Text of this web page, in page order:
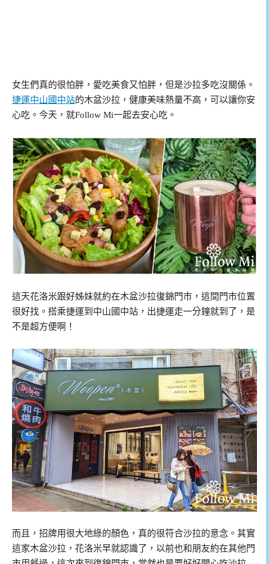
女生們真的很怕胖，愛吃美食又怕胖，但是沙拉多吃沒關係。
捷運中山國中站的木盆沙拉，健康美味熱量不高，可以讓你安
心吃。今天，就Follow Mi一起去安心吃。
這天花洛米跟好姊妹就約在木盆沙拉復錦門市，這間門市位置
很好找。搭乘捷運到中山國中站，出捷運走一分鐘就到了，是
不是超方便啊！
而且，招牌用很大地綠的顏色，真的很符合沙拉的意念。其實
這家木盆沙拉，花洛米早就認識了，以前也和朋友約在其他門